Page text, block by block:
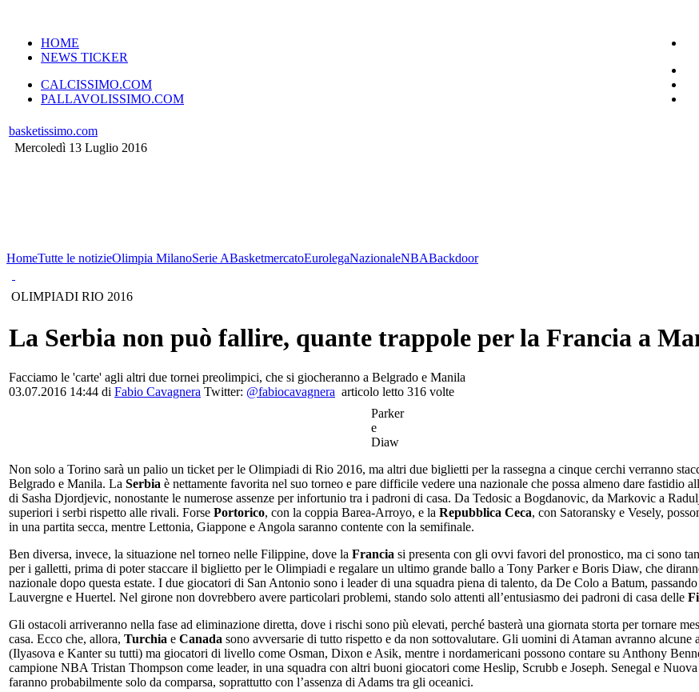
HOME
NEWS TICKER
CALCISSIMO.COM
PALLAVOLISSIMO.COM
basketissimo.com
Mercoledì 13 Luglio 2016
HomeTutte le notizieOlimpia MilanoSerie ABasketmercatoEurolegaNazionaleNBABackdoor
OLIMPIADI RIO 2016
La Serbia non può fallire, quante trappole per la Francia a
Facciamo le 'carte' agli altri due tornei preolimpici, che si giocheranno a Belgrado e Manila
03.07.2016 14:44 di Fabio Cavagnera Twitter: @fabiocavagnera articolo letto 316 volte
Parker
e
Diaw
Non solo a Torino sarà un palio un ticket per le Olimpiadi di Rio 2016, ma altri due biglietti per la rassegna a cinque cerchi verranno
Belgrado e Manila. La Serbia è nettamente favorita nel suo torneo e pare difficile vedere una nazionale che possa almeno dare fastidio
di Sasha Djordjevic, nonostante le numerose assenze per infortunio tra i padroni di casa. Da Tedosic a Bogdanovic, da Markovic a
superiori i serbi rispetto alle rivali. Forse Portorico, con la coppia Barea-Arroyo, e la Repubblica Ceca, con Satoransky e Vesely,
in una partita secca, mentre Lettonia, Giappone e Angola saranno contente con la semifinale.
Ben diversa, invece, la situazione nel torneo nelle Filippine, dove la Francia si presenta con gli ovvi favori del pronostico, ma ci sono
per i galletti, prima di poter staccare il biglietto per le Olimpiadi e regalare un ultimo grande ballo a Tony Parker e Boris Diaw, che
nazionale dopo questa estate. I due giocatori di San Antonio sono i leader di una squadra piena di talento, da De Colo a Batum,
Lauvergne e Huertel. Nel girone non dovrebbero avere particolari problemi, stando solo attenti all’entusiasmo dei padroni di casa delle
Gli ostacoli arriveranno nella fase ad eliminazione diretta, dove i rischi sono più elevati, perché basterà una giornata storta per tornare
casa. Ecco che, allora, Turchia e Canada sono avversarie di tutto rispetto e da non sottovalutare. Gli uomini di Ataman avranno alcune
(Ilyasova e Kanter su tutti) ma giocatori di livello come Osman, Dixon e Asik, mentre i nordamericani possono contare su Anthony
campione NBA Tristan Thompson come leader, in una squadra con altri buoni giocatori come Heslip, Scrubb e Joseph. Senegal e
faranno probabilmente solo da comparsa, soprattutto con l’assenza di Adams tra gli oceanici.